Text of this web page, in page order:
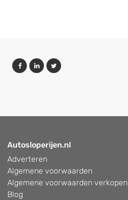
Autosloperijen.nl
Adverteren
Algemene voorwaarden
Algemene voorwaarden verkopen
Blog